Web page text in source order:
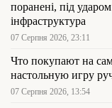
поранені, під
інфраструктура
07 Серпня 2026, 23:11
Что покупают на
настольную игру
07 Серпня 2026, 13:54